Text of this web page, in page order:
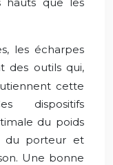
les écharpes
des outils qui,
cette
dispositifs
du poids
du porteur et
Une bonne